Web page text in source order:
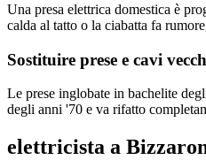
Una presa elettrica domestica è
calda al tatto o la ciabatta fa
Sostituire prese e cavi
Le prese inglobate in bachelite
degli anni '70 e va rifatto
elettricista a